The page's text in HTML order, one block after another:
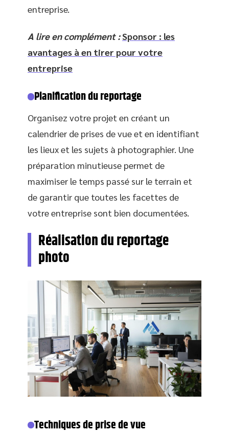
entreprise.
A lire en complément :Sponsor : les
avantages à en tirer pour votre
entreprise
Planification du reportage
Organisez votre projet en créant un
calendrier de prises de vue et en identifiant
les lieux et les sujets à photographier. Une
préparation minutieuse permet de
maximiser le temps passé sur le terrain et
de garantir que toutes les facettes de
votre entreprise sont bien documentées.
Réalisation du reportage
photo
Techniques de prise de vue